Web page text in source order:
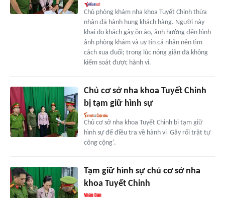
Chủ phòng khám nha khoa Tuyết Chinh thừa
nhận đã hành hung khách hàng. Người này
khai do khách gây ồn ào, ảnh hưởng đến hình
ảnh phòng khám và uy tín cá nhân nên tìm
cách xua đuổi; trong lúc nóng giận đã không
kiểm soát được hành vi.
Chủ cơ sở nha khoa Tuyết Chinh
bị tạm giữ hình sự
Chủ cơ sở nha khoa Tuyết Chinh bị tạm giữ
hình sự để điều tra về hành vi 'Gây rối trật tự
công cộng'.
Tạm giữ hình sự chủ cơ sở nha
khoa Tuyết Chinh